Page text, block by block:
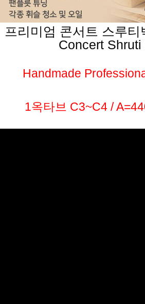
프리미엄 콘서트 스루
Concert Shruti
Handmade
1옥타브 C3~C4 /